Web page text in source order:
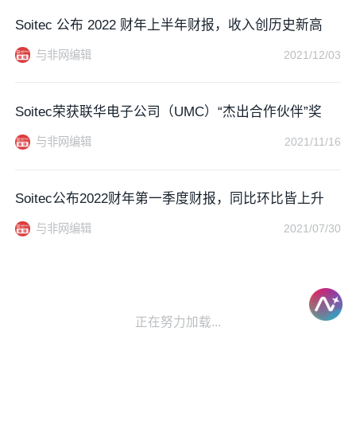
Soitec 公布 2022 财年上半年财报，收入创历史新高
与非网编辑 2021/12/03
Soitec荣获联华电子公司（UMC）“杰出合作伙伴”奖
与非网编辑 2021/11/16
Soitec公布2022财年第一季度财报，同比环比皆上升
与非网编辑 2021/07/30
正在努力加载...